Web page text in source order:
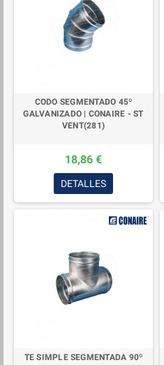
CODO SEGMENTADO 45º
GALVANIZADO | CONAIRE - ST
VENT(281)
18,86 €
DETALLES
TE SIMPLE SEGMENTADA 90º